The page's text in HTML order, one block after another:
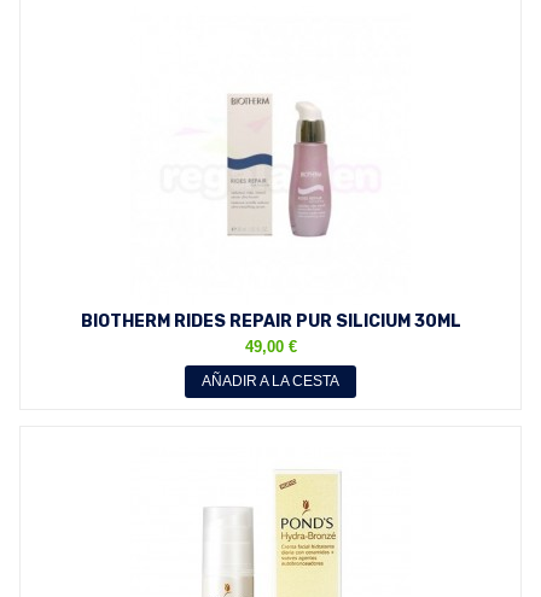
BIOTHERM RIDES REPAIR PUR SILICIUM 30ML
REDUCTOR ARRUGAS...
49,00 €
AÑADIR A LA CESTA